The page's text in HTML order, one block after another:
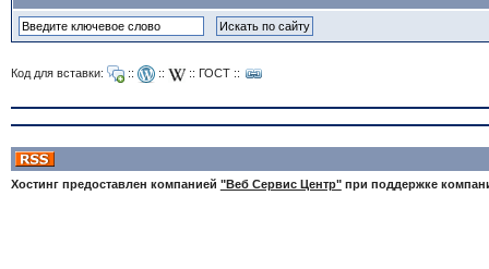
Код для вставки: :: :: :: ГОСТ::
Хостинг предоставлен компанией "Веб Сервис Центр"при поддержке